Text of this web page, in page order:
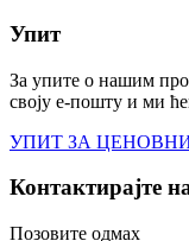
Упит
За упите о нашим
своју е-пошту и ми
УПИТ ЗА
Контактирајте
Позовите одмах